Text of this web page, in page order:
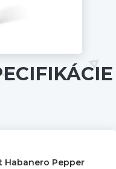
Habanero Pepper